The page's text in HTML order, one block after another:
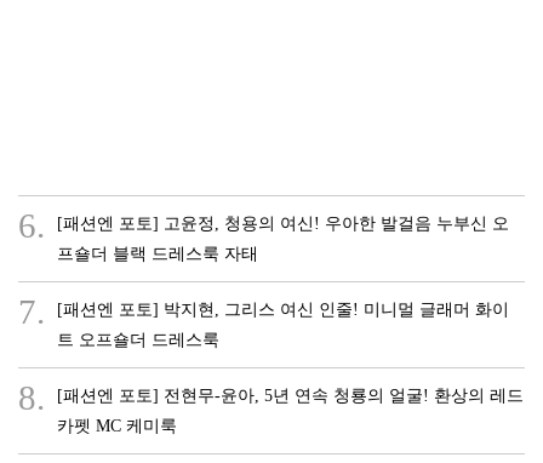
6.
[패션엔 포토] 고윤정, 청용의 여신! 우아한 발걸음 누부신 오
프숄더 블랙 드레스룩 자태
7.
[패션엔 포토] 박지현, 그리스 여신 인줄! 미니멀 글래머 화이
트 오프숄더 드레스룩
8.
[패션엔 포토] 전현무-윤아, 5년 연속 청룡의 얼굴! 환상의 레드
카펫 MC 케미룩